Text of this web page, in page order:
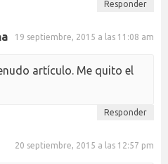
Responder
19 septiembre, 2015 a las 11:08 am
artículo. Me quito el
Responder
20 septiembre, 2015 a las 12:57 pm